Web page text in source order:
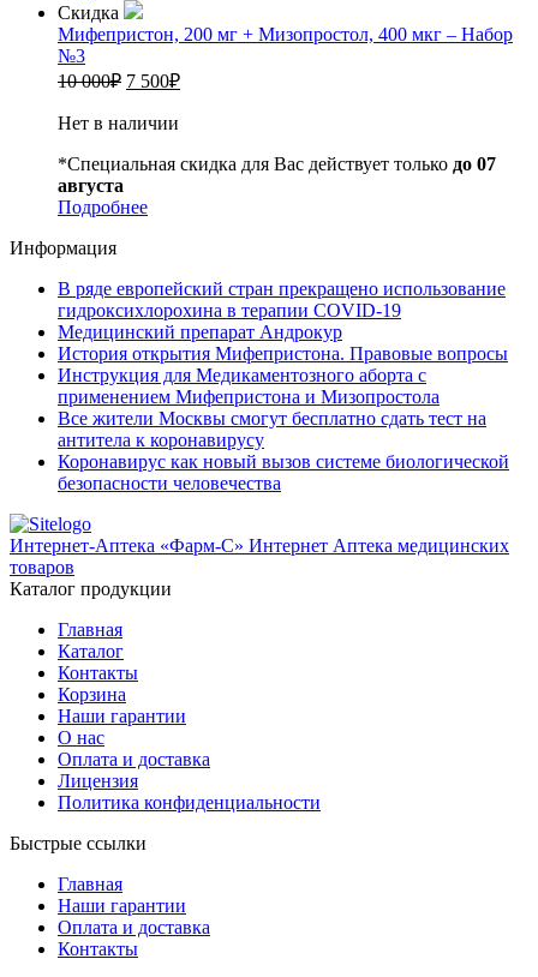
Скидка
Мифепристон, 200 мг + Мизопростол, 400 мкг – Набор
№3
10 000₽ 7 500₽
Нет в наличии
*Специальная скидка для Вас действует только до 07
августа
Подробнее
Информация
В ряде европейский стран прекращено использование
гидроксихлорохина в терапии COVID-19
Медицинский препарат Андрокур
История открытия Мифепристона. Правовые вопросы
Инструкция для Медикаментозного аборта с
применением Мифепристона и Мизопростола
Все жители Москвы смогут бесплатно сдать тест на
антитела к коронавирусу
Коронавирус как новый вызов системе биологической
безопасности человечества
Интернет-Аптека «Фарм-С» Интернет Аптека медицинских
товаров
Каталог продукции
Главная
Каталог
Контакты
Корзина
Наши гарантии
О нас
Оплата и доставка
Лицензия
Политика конфиденциальности
Быстрые ссылки
Главная
Наши гарантии
Оплата и доставка
Контакты